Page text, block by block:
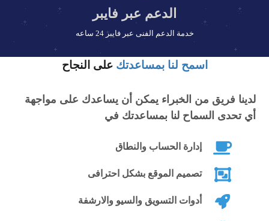
الدعم عبر فايبر
خدمة الدعم الفنى عبر فايبر 24 ساعه
اسمح لنا بمساعدتكعلى النجاح
لدينا فريق من الخبراء يمكن أن يساعدك على مواجهة
أي تحدى السماح لنا بمساعدتك في
إدارة الحساب والنطاق
تصميم الموقع بشكل احترافى
أدوات التسويق والسيو والارشفة